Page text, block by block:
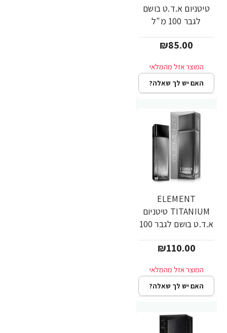
טיטניום א.ד.ט בושם
לגבר 100 מ"ל
₪85.00
האם יש לך שאלה?
ELEMENT
TITANIUM טיטניום
א.ד.ט בושם לגבר 100
₪110.00
האם יש לך שאלה?